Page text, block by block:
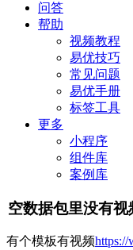
问答
帮助
视频教程
易优技巧
常见问题
易优手册
标签工具
更多
小程序
组件库
案例库
空数据包里没有
有个模板有视频https://